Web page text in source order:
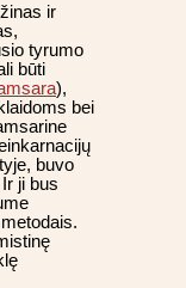
ir
tyrumo
būti
),
bei
buvo
ji bus